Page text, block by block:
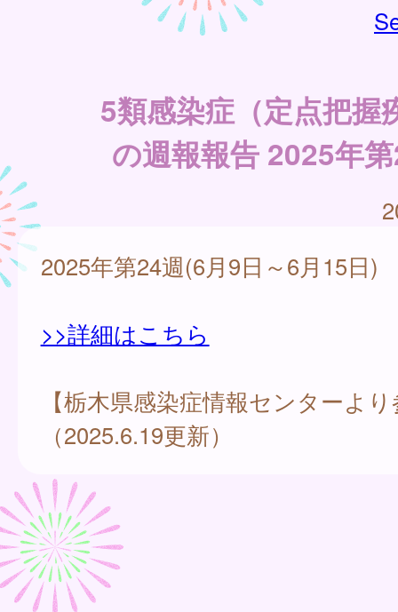
5類感染症（定点把握
の週報報告 2025年
2025年第24週(6月9日～6月15日)
>>詳細はこちら
【栃木県感染症情報センターよ
（2025.6.19更新）